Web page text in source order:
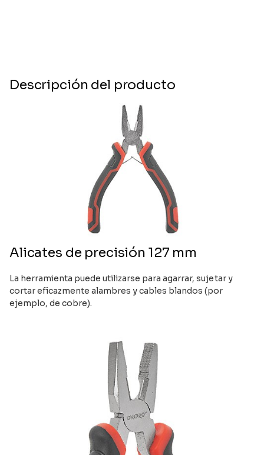
Descripción del producto
Alicates de precisión 127 mm
La herramienta puede utilizarse para agarrar, sujetar y
cortar eficazmente alambres y cables blandos (por
ejemplo, de cobre).